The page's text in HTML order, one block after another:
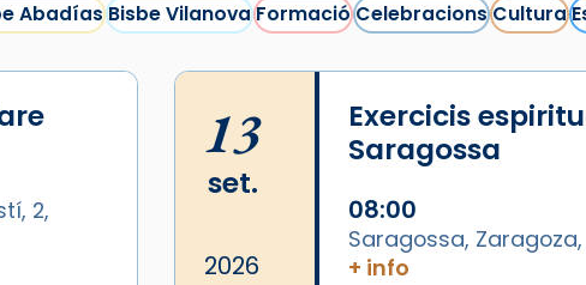
AbadíasBisbe VilanovaFormacióCelebracionsCultura
2,
13
set.
2026
Exercicis
Saragossa
08:00
Saragossa,
+ info